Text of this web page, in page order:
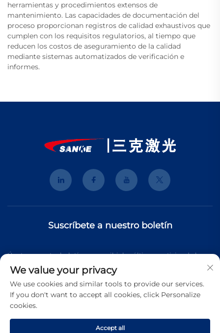
herramientas y procedimientos extensos de
mantenimiento. Las capacidades de documentación del
proceso proporcionan registros de calidad exhaustivos que
cumplen con los requisitos regulatorios, al tiempo que
reducen los costos de aseguramiento de la calidad
mediante sistemas automatizados de verificación e
informes.
Suscríbete a nuestro boletín
Únete a nuestro boletín para recibir las últimas noticias de la
industria, actualizaciones y perspectivas de nuestro equipo.
We value your privacy
We use cookies and similar tools to provide our services.
If you don't want to accept all cookies, click Personalize
cookies.
Accept all